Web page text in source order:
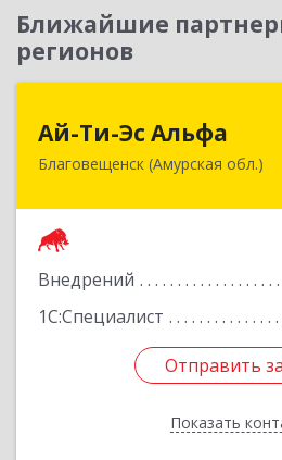
Ближайшие
регионов
Ай-Ти-Эс Альфа
Благовещенск (Амурская обл.)
Внедрений
1С:Специалист
Отправить
Показать
675000, Амурская обл,
Отправить
Назад